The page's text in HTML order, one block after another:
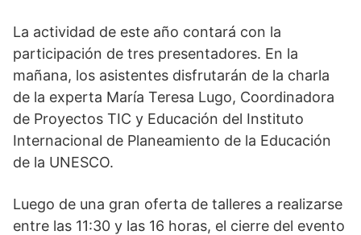
La actividad de este año contará con la
participación de tres presentadores. En la
mañana, los asistentes disfrutarán de la charla
de la experta María Teresa Lugo, Coordinadora
de Proyectos TIC y Educación del Instituto
Internacional de Planeamiento de la Educación
de la UNESCO.
Luego de una gran oferta de talleres a realizarse
entre las 11:30 y las 16 horas, el cierre del evento